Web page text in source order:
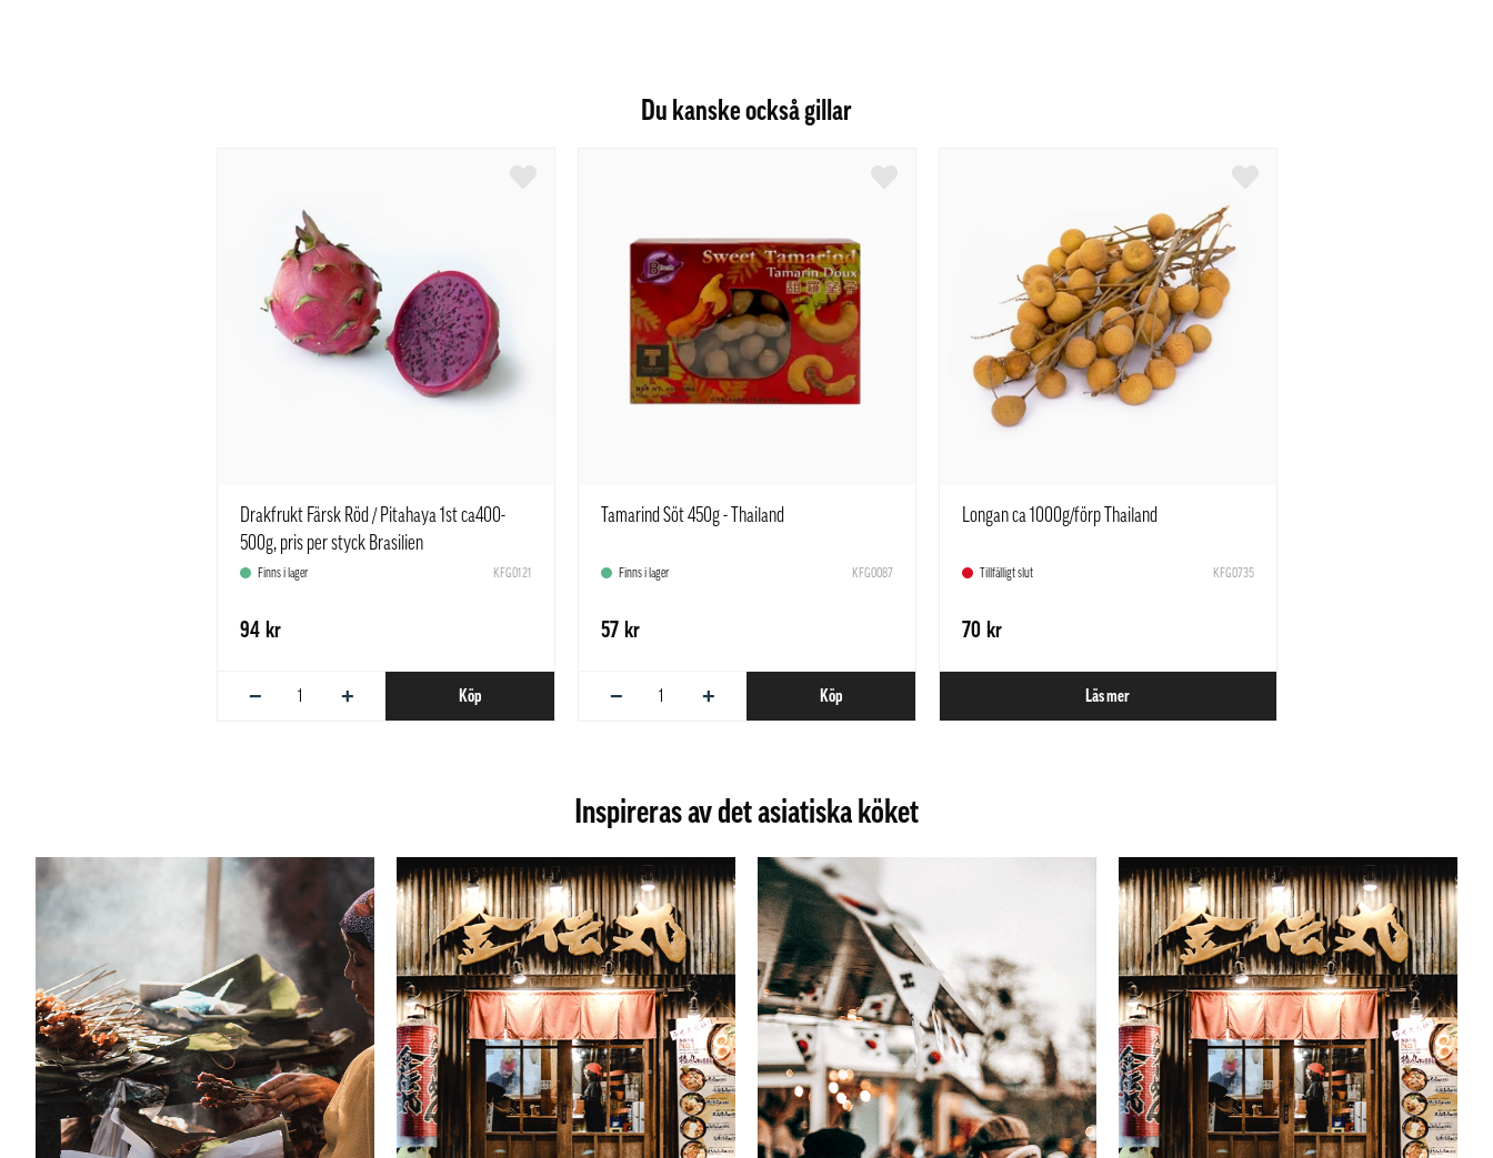
Du kanske också gillar
Drakfrukt Färsk Röd / Pitahaya 1st ca400-
500g, pris per styck Brasilien
Finns i lager KFG0121
94 kr
− + Köp
Tamarind Söt 450g - Thailand
Finns i lager KFG0087
57 kr
− + Köp
Longan ca 1000g/förp Thailand
Tillfälligt slut KFG0735
70 kr
Läs mer
Inspireras av det asiatiska köket